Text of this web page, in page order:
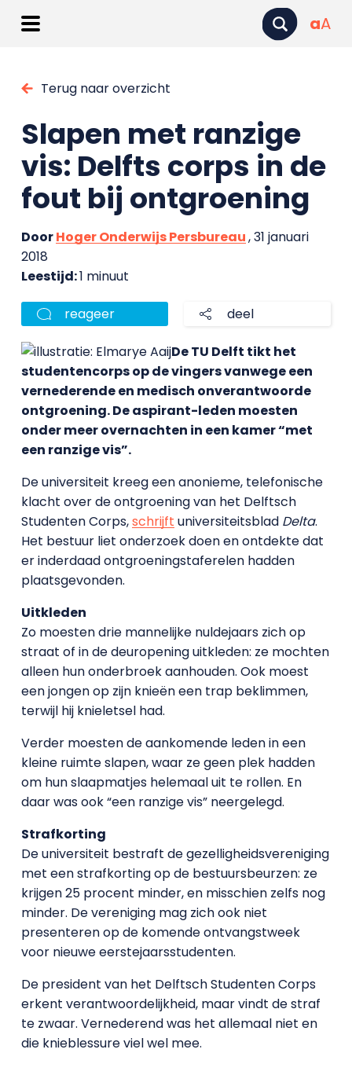
aA
Terug naar overzicht
Slapen met ranzige
vis: Delfts corps in de
fout bij ontgroening
DoorHoger Onderwijs Persbureau, 31 januari
2018
Leestijd:1 minuut
reageer deel
De TU Delft tikt het
studentencorps op de vingers vanwege een
vernederende en medisch onverantwoorde
ontgroening. De aspirant-leden moesten
onder meer overnachten in een kamer “met
een ranzige vis”.
De universiteit kreeg een anonieme, telefonische
klacht over de ontgroening van het Delftsch
Studenten Corps,schrijft universiteitsblad Delta.
Het bestuur liet onderzoek doen en ontdekte dat
er inderdaad ontgroeningstaferelen hadden
plaatsgevonden.
Uitkleden
Zo moesten drie mannelijke nuldejaars zich op
straat of in de deuropening uitkleden: ze mochten
alleen hun onderbroek aanhouden. Ook moest
een jongen op zijn knieën een trap beklimmen,
terwijl hij knieletsel had.
Verder moesten de aankomende leden in een
kleine ruimte slapen, waar ze geen plek hadden
om hun slaapmatjes helemaal uit te rollen. En
daar was ook “een ranzige vis” neergelegd.
Strafkorting
De universiteit bestraft de gezelligheidsvereniging
met een strafkorting op de bestuursbeurzen: ze
krijgen 25 procent minder, en misschien zelfs nog
minder. De vereniging mag zich ook niet
presenteren op de komende ontvangstweek
voor nieuwe eerstejaarsstudenten.
De president van het Delftsch Studenten Corps
erkent verantwoordelijkheid, maar vindt de straf
te zwaar. Vernederend was het allemaal niet en
die knieblessure viel wel mee.